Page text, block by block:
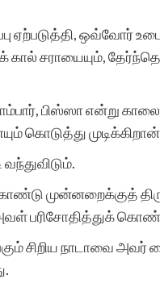
ஏற்படுத்தி, ஒவ்வோர்
சராயையும்,
பிஸ்ஸா என்று
கொடுத்து
முன்னறைக்குத்
பரிசோதித்துக்
சிறிய நாடாவை